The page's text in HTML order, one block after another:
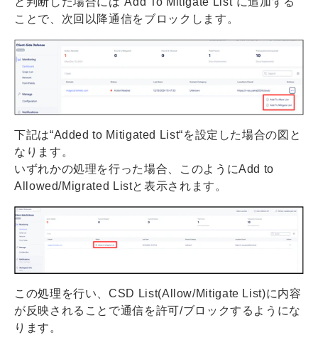
ことで、次回以降通信をブロックします。
下記は“Added to Mitigated List“を設定した場合の図と
なります。
いずれかの処理を行った場合、このようにAdd to
Allowed/Migrated Listと表示されます。
この処理を行い、CSD List(Allow/Mitigate List)に内容
が反映されることで通信を許可/ブロックするようにな
ります。